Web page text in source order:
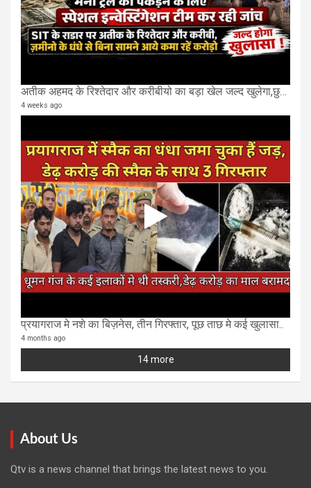
अतीक अहमद के रिश्तेदार और करीबीयो का बड़ा खेल जल्द खुलेगा,छुप कर करोड़ो कमाने वाले SIT के राडार पर
4 weeks ago
प्रयागराज मे नशे का बिज़नेस, तीन गिरफ्तार, पूछ ताछ मे कई खुलासा..
4 months ago
14 more
About Us
Qtv is a news channel that brings the latest news to you.